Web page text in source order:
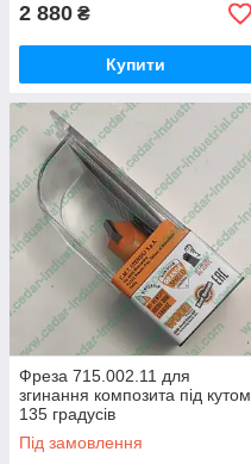
2 880 ₴
Купити
Фреза 715.002.11 для
згинання композита під кутом
135 градусів
Під замовлення